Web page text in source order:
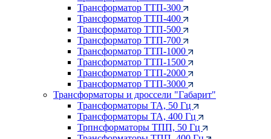
Трансформатор ТТП-300
Трансформатор ТТП-400
Трансформатор ТТП-500
Трансформатор ТТП-700
Трансформатор ТТП-1000
Трансформатор ТТП-1500
Трансформатор ТТП-2000
Трансформатор ТТП-3000
Трансформаторы и дроссели "Габарит"
Трансформаторы ТА, 50 Гц
Трансформаторы ТА, 400 Гц
Трпнсформаторы ТПП, 50 Гц